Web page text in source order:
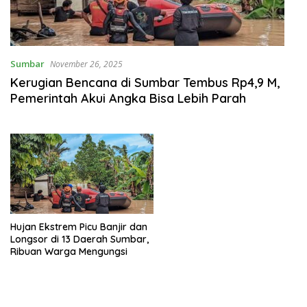
Sumbar November 26, 2025
Kerugian Bencana di Sumbar Tembus Rp4,9 M,
Pemerintah Akui Angka Bisa Lebih Parah
Hujan Ekstrem Picu Banjir dan
Longsor di 13 Daerah Sumbar,
Ribuan Warga Mengungsi